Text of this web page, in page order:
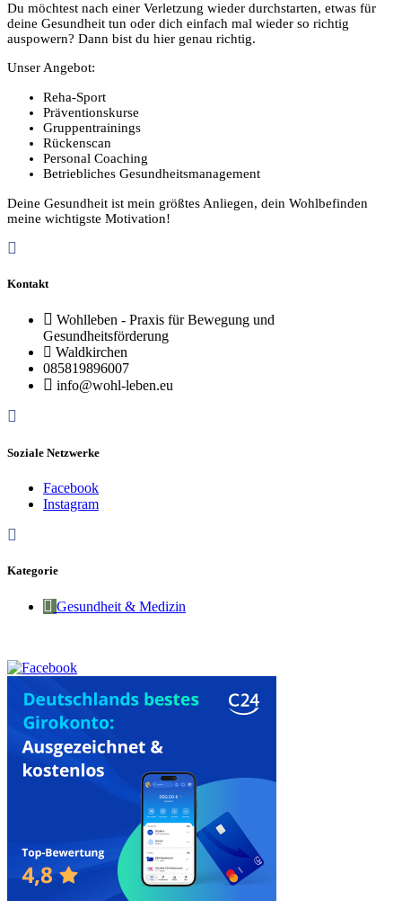
Du möchtest nach einer Verletzung wieder durchstarten, etwas für
deine Gesundheit tun oder dich einfach mal wieder so richtig
auspowern? Dann bist du hier genau richtig.
Unser Angebot:
Reha-Sport
Präventionskurse
Gruppentrainings
Rückenscan
Personal Coaching
Betriebliches Gesundheitsmanagement
Deine Gesundheit ist mein größtes Anliegen, dein Wohlbefinden
meine wichtigste Motivation!
Kontakt
Wohlleben - Praxis für Bewegung und
Gesundheitsförderung
Waldkirchen
085819896007
info@wohl-leben.eu
Soziale Netzwerke
Facebook
Instagram
Kategorie
Gesundheit & Medizin